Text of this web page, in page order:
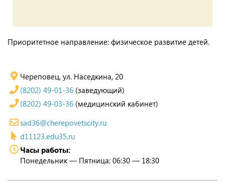
Приоритетное направление: физическое развитие детей.
Череповец, ул. Наседкина, 20
(8202) 49-01-36 (заведующий)
(8202) 49-03-36 (медицинский кабинет)
sad36@cherepovetscity.ru
d11123.edu35.ru
Часы работы:
Понедельник — Пятница: 06:30 — 18:30